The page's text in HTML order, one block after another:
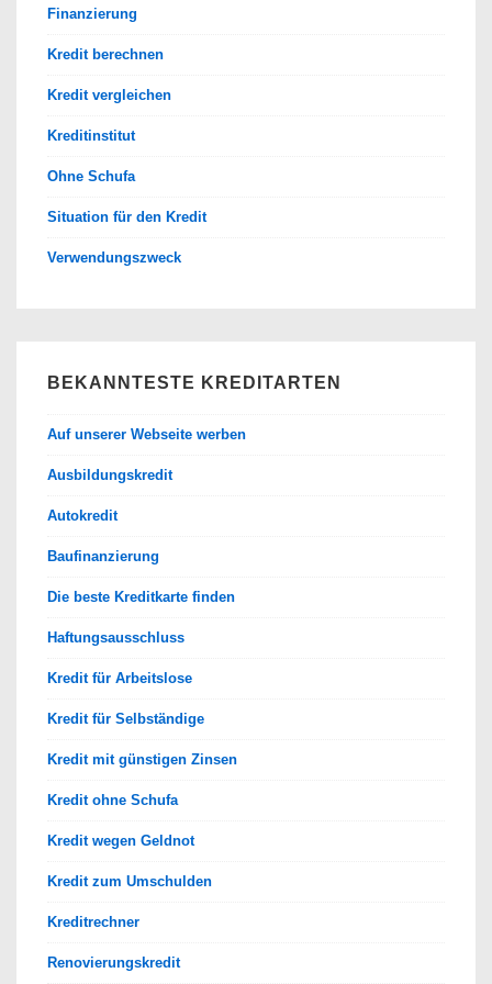
Finanzierung
Kredit berechnen
Kredit vergleichen
Kreditinstitut
Ohne Schufa
Situation für den Kredit
Verwendungszweck
BEKANNTESTE KREDITARTEN
Auf unserer Webseite werben
Ausbildungskredit
Autokredit
Baufinanzierung
Die beste Kreditkarte finden
Haftungsausschluss
Kredit für Arbeitslose
Kredit für Selbständige
Kredit mit günstigen Zinsen
Kredit ohne Schufa
Kredit wegen Geldnot
Kredit zum Umschulden
Kreditrechner
Renovierungskredit